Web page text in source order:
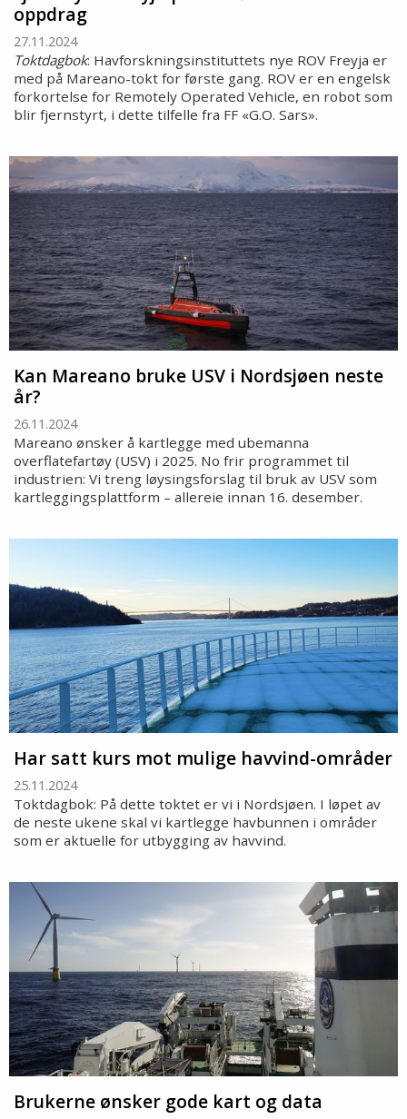
oppdrag
27.11.2024
Toktdagbok: Havforskningsinstituttets nye ROV Freyja er
med på Mareano-tokt for første gang. ROV er en engelsk
forkortelse for Remotely Operated Vehicle, en robot som
blir fjernstyrt, i dette tilfelle fra FF «G.O. Sars».
Kan Mareano bruke USV i Nordsjøen neste
år?
26.11.2024
Mareano ønsker å kartlegge med ubemanna
overflatefartøy (USV) i 2025. No frir programmet til
industrien: Vi treng løysingsforslag til bruk av USV som
kartleggingsplattform – allereie innan 16. desember.
Har satt kurs mot mulige havvind-områder
25.11.2024
Toktdagbok: På dette toktet er vi i Nordsjøen. I løpet av
de neste ukene skal vi kartlegge havbunnen i områder
som er aktuelle for utbygging av havvind.
Brukerne ønsker gode kart og data